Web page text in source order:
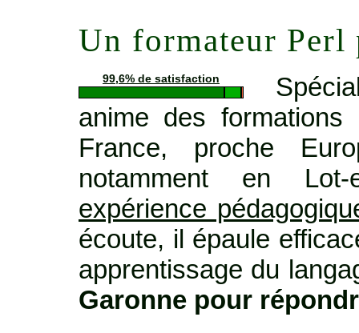
Un formateur Perl
99,6% de satisfaction
anime des
France, proche
notamment en
expérience
écoute, il épaule
apprentissage du
Garonne pour